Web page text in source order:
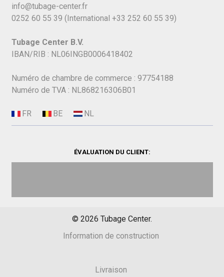
info@tubage-center.fr
0252 60 55 39 (International +33 252 60 55 39)
Tubage Center B.V.
IBAN/RIB : NL06INGB0006418402
Numéro de chambre de commerce : 97754188
Numéro de TVA : NL868216306B01
ÉVALUATION DU CLIENT:
© 2026 Tubage Center.
Information de construction
Livraison